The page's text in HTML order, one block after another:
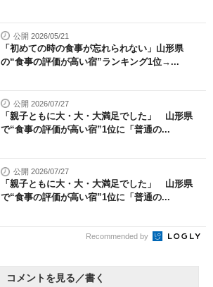
公開 2026/05/21
「初めての時の食事が忘れられない」山形県
の“食事の評価が高い宿”ランキング1位→...
公開 2026/07/27
「親子ともに大・大・大満足でした」 山形県
で“食事の評価が高い宿”1位に「普通の...
公開 2026/07/27
「親子ともに大・大・大満足でした」 山形県
で“食事の評価が高い宿”1位に「普通の...
Recommended by
コメントを見る／書く